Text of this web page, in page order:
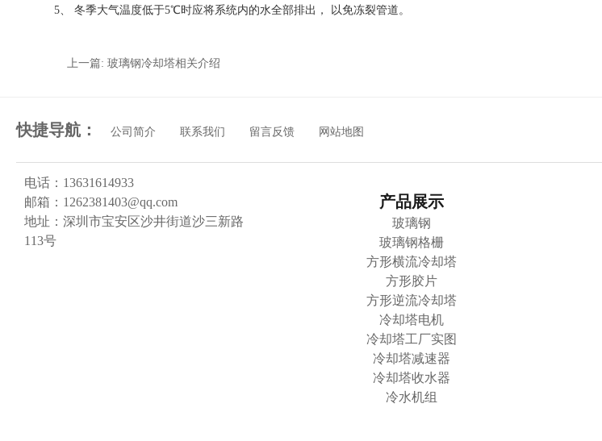
5、 冬季大气温度低于5℃时应将系统内的水全部排出， 以免冻裂管道。
上一篇: 玻璃钢冷却塔相关介绍
快捷导航： 公司简介 联系我们 留言反馈 网站地图
电话：13631614933
邮箱：1262381403@qq.com
地址：深圳市宝安区沙井街道沙三新路
113号
产品展示
玻璃钢
玻璃钢格栅
方形横流冷却塔
方形胶片
方形逆流冷却塔
冷却塔电机
冷却塔工厂实图
冷却塔减速器
冷却塔收水器
冷水机组